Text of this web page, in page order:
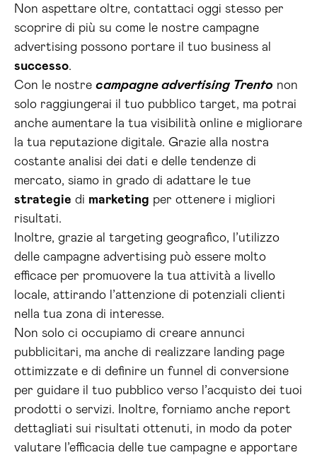
Non aspettare oltre, contattaci oggi stesso per
scoprire di più su come le nostre campagne
advertising possono portare il tuo business al
successo.
Con le nostre campagne advertising Trento non
solo raggiungerai il tuo pubblico target, ma potrai
anche aumentare la tua visibilità online e migliorare
la tua reputazione digitale. Grazie alla nostra
costante analisi dei dati e delle tendenze di
mercato, siamo in grado di adattare le tue
strategie di marketing per ottenere i migliori
risultati.
Inoltre, grazie al targeting geografico, l’utilizzo
delle campagne advertising può essere molto
efficace per promuovere la tua attività a livello
locale, attirando l’attenzione di potenziali clienti
nella tua zona di interesse.
Non solo ci occupiamo di creare annunci
pubblicitari, ma anche di realizzare landing page
ottimizzate e di definire un funnel di conversione
per guidare il tuo pubblico verso l’acquisto dei tuoi
prodotti o servizi. Inoltre, forniamo anche report
dettagliati sui risultati ottenuti, in modo da poter
valutare l’efficacia delle tue campagne e apportare